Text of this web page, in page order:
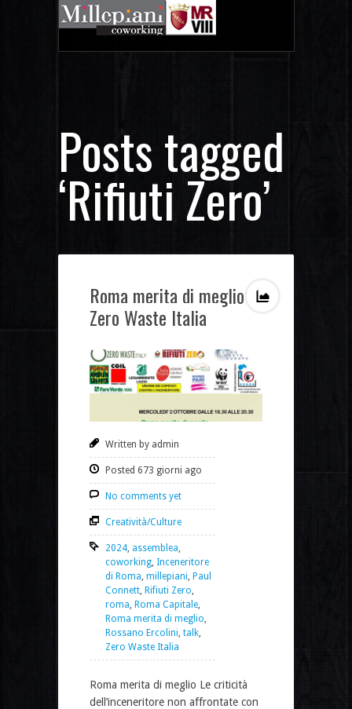
Posts tagged
‘Rifiuti Zero’
Roma merita di meglio –
Zero Waste Italia
Written by admin
Posted 673 giorni ago
No comments yet
Creatività/Culture
2024 assemblea
coworking Inceneritore
di Roma millepiani Paul
Connett Rifiuti Zero
roma Roma Capitale
Roma merita di meglio
Rossano Ercolini talk
Zero Waste Italia
Roma merita di meglio Le criticità
dell’inceneritore non affrontate con